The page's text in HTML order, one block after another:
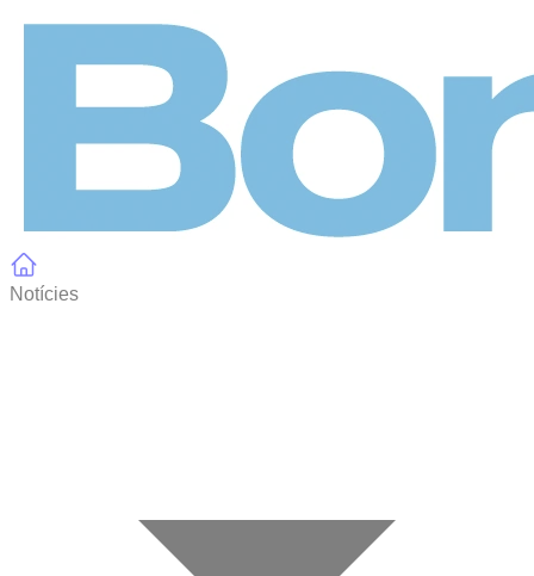
Notícies